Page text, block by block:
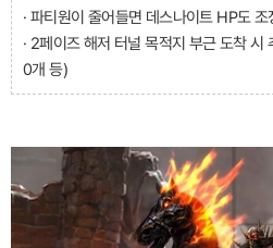
· 파티원이 줄어들면 데스나이트 HP도 조
· 2페이즈 해저 터널 목적지 부근 도착
0개 등)